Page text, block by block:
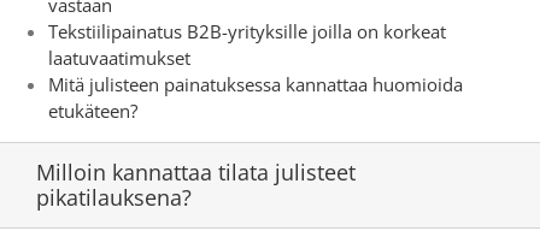
vastaan
Tekstiilipainatus B2B-yrityksille joilla on korkeat
laatuvaatimukset
Mitä julisteen painatuksessa kannattaa huomioida
etukäteen?
Milloin kannattaa tilata julisteet
pikatilauksena?